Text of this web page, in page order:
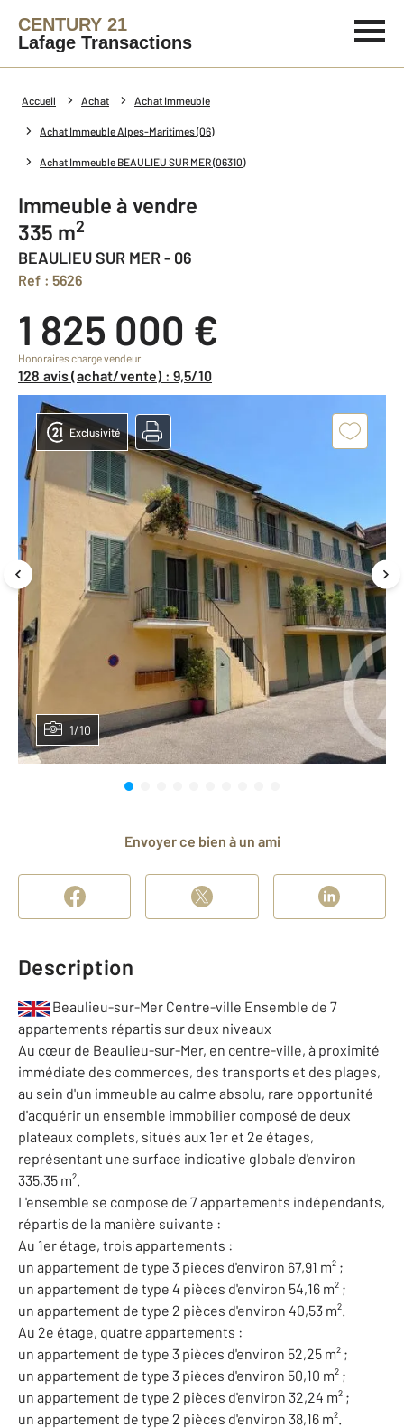
CENTURY 21
Lafage Transactions
Accueil Achat Achat Immeuble
Achat Immeuble Alpes-Maritimes (06)
Achat Immeuble BEAULIEU SUR MER (06310)
Immeuble à vendre
335 m2
BEAULIEU SUR MER - 06
Ref : 5626
1 825 000 €
Honoraires charge vendeur
128 avis (achat/vente) : 9,5/10
1/10
Exclusivité
Envoyer ce bien à un ami
Description
Beaulieu-sur-Mer Centre-ville Ensemble de 7
appartements répartis sur deux niveaux
Au cœur de Beaulieu-sur-Mer, en centre-ville, à proximité
immédiate des commerces, des transports et des plages,
au sein d'un immeuble au calme absolu, rare opportunité
d'acquérir un ensemble immobilier composé de deux
plateaux complets, situés aux 1er et 2e étages,
représentant une surface indicative globale d'environ
335,35 m².
L'ensemble se compose de 7 appartements indépendants,
répartis de la manière suivante :
Au 1er étage, trois appartements :
un appartement de type 3 pièces d'environ 67,91 m² ;
un appartement de type 4 pièces d'environ 54,16 m² ;
un appartement de type 2 pièces d'environ 40,53 m².
Au 2e étage, quatre appartements :
un appartement de type 3 pièces d'environ 52,25 m² ;
un appartement de type 3 pièces d'environ 50,10 m² ;
un appartement de type 2 pièces d'environ 32,24 m² ;
un appartement de type 2 pièces d'environ 38,16 m².